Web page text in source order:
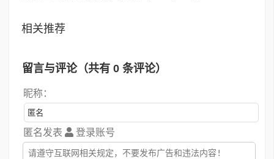
相关推荐
留言与评论（共有 0 条评论）
昵称：
匿名发表 登录账号